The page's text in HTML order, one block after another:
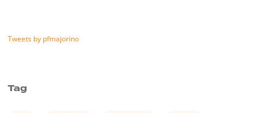
Tweets by pfmajorino
Tag